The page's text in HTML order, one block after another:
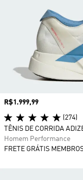
Preço
R$1.999,99
(274)
TÊNIS DE CORRIDA
Homem Performance
FRETE GRÁTIS